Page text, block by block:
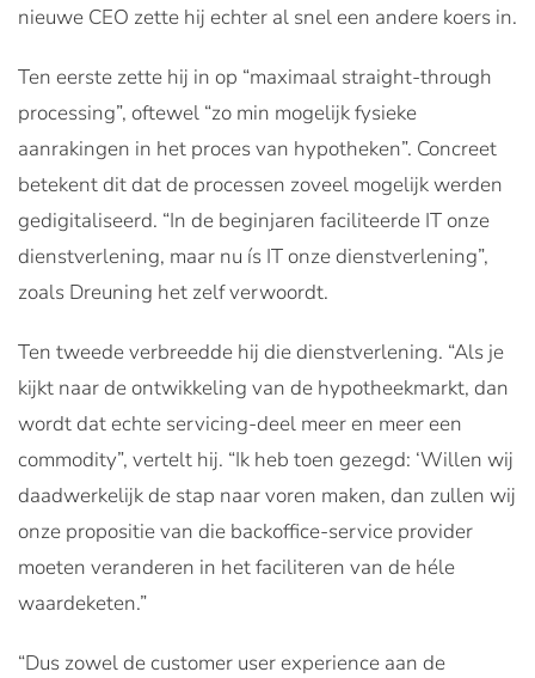
nieuwe CEO zette hij echter al snel een andere koers in.
Ten eerste zette hij in op “maximaal straight-through
processing”, oftewel “zo min mogelijk fysieke
aanrakingen in het proces van hypotheken”. Concreet
betekent dit dat de processen zoveel mogelijk werden
gedigitaliseerd. “In de beginjaren faciliteerde IT onze
dienstverlening, maar nu ís IT onze dienstverlening”,
zoals Dreuning het zelf verwoordt.
Ten tweede verbreedde hij die dienstverlening. “Als je
kijkt naar de ontwikkeling van de hypotheekmarkt, dan
wordt dat echte servicing-deel meer en meer een
commodity”, vertelt hij. “Ik heb toen gezegd: ‘Willen wij
daadwerkelijk de stap naar voren maken, dan zullen wij
onze propositie van die backoffice-service provider
moeten veranderen in het faciliteren van de héle
waardeketen.”
“Dus zowel de customer user experience aan de